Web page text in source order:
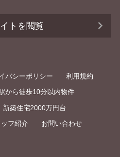
トを閲覧
バシーポリシー 利用規約
から徒歩10分以内物件
新築住宅2000万円台
フ紹介 お問い合わせ